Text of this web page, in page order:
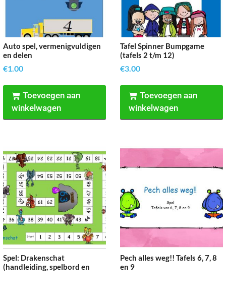
Auto spel, vermenigvuldigen
en delen
€1.00
Toevoegen aan
winkelwagen
Tafel Spinner Bumpgame
(tafels 2 t/m 12)
€3.00
Toevoegen aan
winkelwagen
Spel: Drakenschat
(handleiding, spelbord en
Pech alles weg!! Tafels 6, 7, 8
en 9